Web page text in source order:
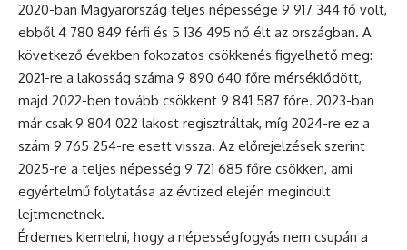
2020-ban Magyarország teljes népessége 9 917 344 fő volt,
ebből 4 780 849 férfi és 5 136 495 nő élt az országban. A
következő években fokozatos csökkenés figyelhető meg:
2021-re a lakosság száma 9 890 640 főre mérséklődött,
majd 2022-ben tovább csökkent 9 841 587 főre. 2023-ban
már csak 9 804 022 lakost regisztráltak, míg 2024-re ez a
szám 9 765 254-re esett vissza. Az előrejelzések szerint
2025-re a teljes népesség 9 721 685 főre csökken, ami
egyértelmű folytatása az évtized elején megindult
lejtmenetnek.
Érdemes kiemelni, hogy a népességfogyás nem csupán a